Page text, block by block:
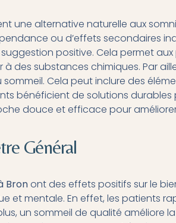
une alternative naturelle aux
ou d’effets secondaires
positive. Cela permet
des substances chimiques. Par
Cela peut inclure des
bénéficient de solutions durables
douce et efficace pour
Général
Bronont des effets positifs sur le
et mentale. En effet, les patients
un sommeil de qualité améliore